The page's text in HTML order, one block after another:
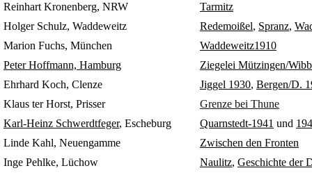
Reinhart Kronenberg, NRW
Tarmitz
Holger Schulz, Waddeweitz
Redemoißel, Spranz,
Marion Fuchs, München
Waddeweitz1910
Peter Hoffmann, Hamburg
Ziegelei Mützingen/
Ehrhard Koch, Clenze
Jiggel 1930, Bergen/D.
Klaus ter Horst, Prisser
Grenze bei Thune
Karl-Heinz Schwerdtfeger, Escheburg Quarnstedt-1941 und
Linde Kahl, Neuengamme
Zwischen den Fronten
Inge Pehlke, Lüchow
Naulitz, Geschichte der